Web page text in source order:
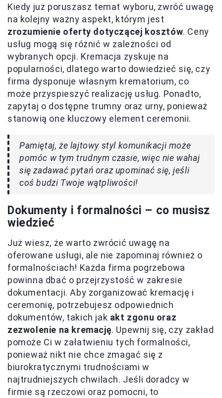
Kiedy już poruszasz temat wyboru, zwróć uwagę
na kolejny ważny aspekt, którym jest
zrozumienie oferty dotyczącej kosztów. Ceny
usług mogą się różnić w zależności od
wybranych opcji. Kremacja zyskuje na
popularności, dlatego warto dowiedzieć się, czy
firma dysponuje własnym krematorium, co
może przyspieszyć realizację usług. Ponadto,
zapytaj o dostępne trumny oraz urny, ponieważ
stanowią one kluczowy element ceremonii.
Pamiętaj, że lajtowy styl komunikacji może
pomóc w tym trudnym czasie, więc nie wahaj
się zadawać pytań oraz upominać się, jeśli
coś budzi Twoje wątpliwości!
Dokumenty i formalności – co musisz
wiedzieć
Już wiesz, że warto zwrócić uwagę na
oferowane usługi, ale nie zapominaj również o
formalnościach! Każda firma pogrzebowa
powinna dbać o przejrzystość w zakresie
dokumentacji. Aby zorganizować kremację i
ceremonię, potrzebujesz odpowiednich
dokumentów, takich jak akt zgonu oraz
zezwolenie na kremację. Upewnij się, czy zakład
pomoże Ci w załatwieniu tych formalności,
ponieważ nikt nie chce zmagać się z
biurokratycznymi trudnościami w
najtrudniejszych chwilach. Jeśli doradcy w
firmie są rzeczowi oraz pomocni, to